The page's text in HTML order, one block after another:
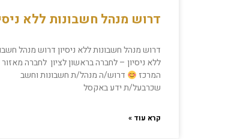
דרוש מנהל חשבונות ללא
דרוש מנהל חשבונות ללא ניסיון דרוש מנהל
ללא ניסיון – לחברה בראשון לציון לחברה מאזור
המרכז
דרוש/ה מנהל/ת חשבונות וחשב
שכרבעל/ת ידע באקסל
קרא עוד »